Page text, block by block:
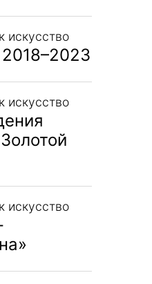
искусство
искусство
искусство